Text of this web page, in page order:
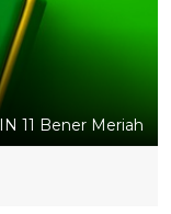
11 Bener Meriah